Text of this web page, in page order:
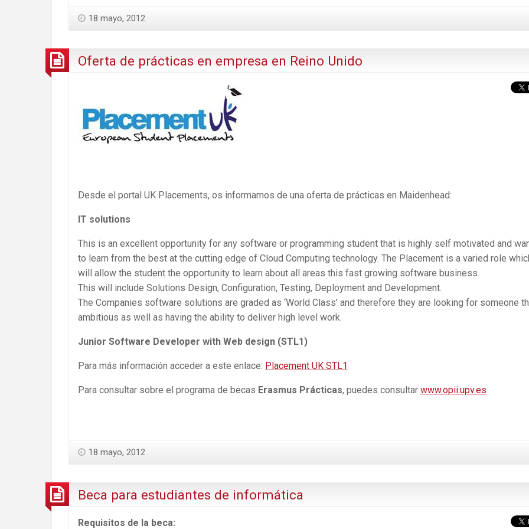
18 mayo, 2012
Oferta de prácticas en empresa en Reino Unido
Desde el portal UK Placements, os informamos de una oferta de prácticas en Maidenhead:
IT solutions
This is an excellent opportunity for any software or programming student that is highly self motivated and
to learn from the best at the cutting edge of Cloud Computing technology. The Placement is a varied role
will allow the student the opportunity to learn about all areas this fast growing software business.
This will include Solutions Design, Configuration, Testing, Deployment and Development.
The Companies software solutions are graded as ‘World Class’ and therefore they are looking for someone
ambitious as well as having the ability to deliver high level work.
Junior Software Developer with Web design (STL1)
Para más información acceder a este enlace: Placement UK STL1
Para consultar sobre el programa de becas Erasmus Prácticas, puedes consultar www.opii.upv.es
18 mayo, 2012
Beca para estudiantes de informática
Requisitos de la beca: